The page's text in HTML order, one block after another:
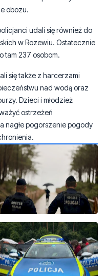
W Bazie Obozowej
dla pozostałych
obozu.
w Rozewiu. Ostatecznie
tam 237 osobom.
się także z harcerzami
nad wodą oraz
Dzieci i młodzież
ostrzeżeń
pogorszenie pogody